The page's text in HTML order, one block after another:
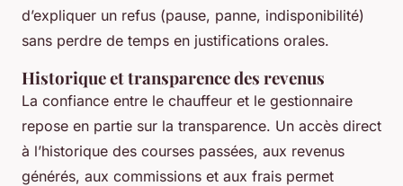
d’expliquer un refus (pause, panne, indisponibilité)
sans perdre de temps en justifications orales.
Historique et transparence des revenus
La confiance entre le chauffeur et le gestionnaire
repose en partie sur la transparence. Un accès direct
à l’historique des courses passées, aux revenus
générés, aux commissions et aux frais permet